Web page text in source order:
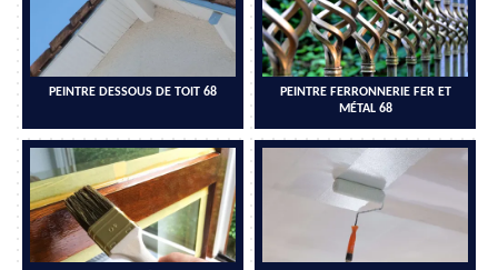
PEINTRE DESSOUS DE TOIT 68
PEINTRE FERRONNERIE FER ET
MÉTAL 68